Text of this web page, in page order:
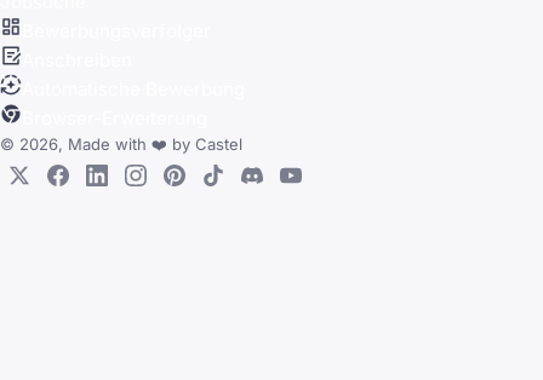
© 2026, Made with ❤️ by Castel